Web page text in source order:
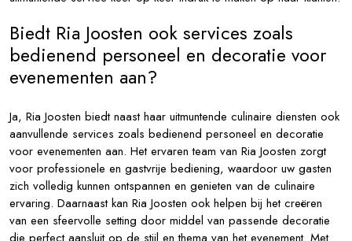
Biedt Ria Joosten ook services zoals
bedienend personeel en decoratie voor
evenementen aan?
Ja, Ria Joosten biedt naast haar uitmuntende culinaire diensten ook
aanvullende services zoals bedienend personeel en decoratie
voor evenementen aan. Het ervaren team van Ria Joosten zorgt
voor professionele en gastvrije bediening, waardoor uw gasten
zich volledig kunnen ontspannen en genieten van de culinaire
ervaring. Daarnaast kan Ria Joosten ook helpen bij het creëren
van een sfeervolle setting door middel van passende decoratie